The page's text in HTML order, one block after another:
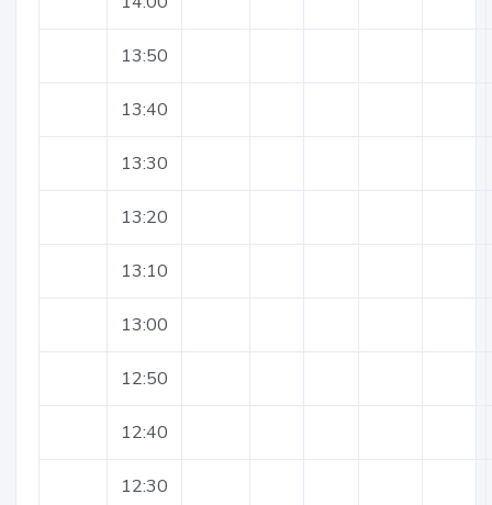
13:50
13:40
13:30
13:20
13:10
13:00
12:50
12:40
12:30